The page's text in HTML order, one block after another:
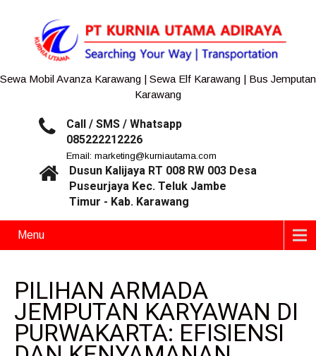
Sewa Mobil Avanza Karawang | Sewa Elf Karawang | Bus Jemputan
Karawang
Call / SMS / Whatsapp
085222212226
Email: marketing@kurniautama.com
Dusun Kalijaya RT 008 RW 003 Desa
Puseurjaya Kec. Teluk Jambe
Timur - Kab. Karawang
Menu
PILIHAN ARMADA
JEMPUTAN KARYAWAN DI
PURWAKARTA: EFISIENSI